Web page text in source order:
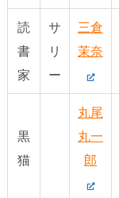
読
書
家
サ
リ
ー
三倉
茉奈
黒
猫
丸尾
丸一
郎